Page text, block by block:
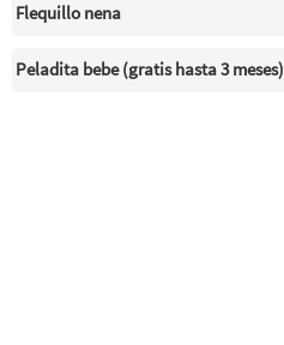
Flequillo nena
Peladita bebe (gratis hasta 3 meses)